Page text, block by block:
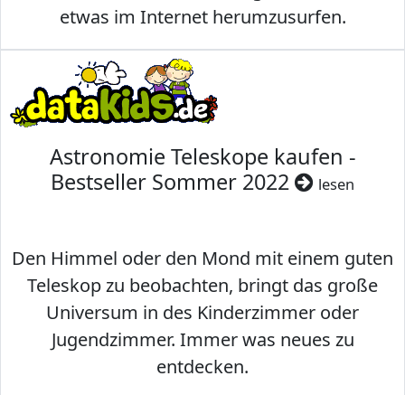
etwas im Internet herumzusurfen.
Astronomie Teleskope kaufen -
Bestseller Sommer 2022
lesen
Den Himmel oder den Mond mit einem guten
Teleskop zu beobachten, bringt das große
Universum in des Kinderzimmer oder
Jugendzimmer. Immer was neues zu
entdecken.